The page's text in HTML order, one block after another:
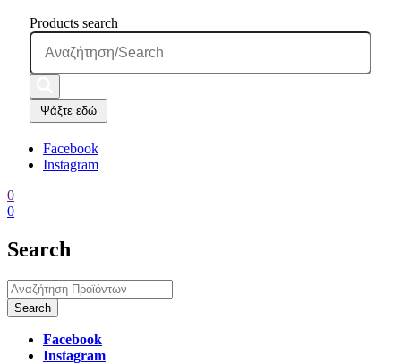
Products search
Ψάξτε εδώ
Facebook
Instagram
0
0
Search
Facebook
Instagram